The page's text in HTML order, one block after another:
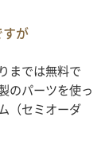
が
までは無料で
のパーツを使っ
（セミオーダ